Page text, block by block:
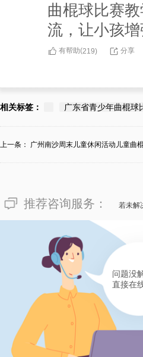
曲棍球比赛
流，让小孩增
有帮助(219) 分享
相关标签： 广东省青少年曲棍球
上一条： 广州南沙周末儿童休闲活动儿童曲
推荐咨询服务： 若未解
问题没
直接在